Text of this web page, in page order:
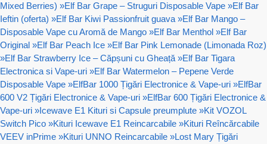
Mixed Berries) »Elf Bar Grape – Struguri Disposable Vape »Elf Bar
Ieftin (oferta) »Elf Bar Kiwi Passionfruit guava »Elf Bar Mango –
Disposable Vape cu Aromă de Mango »Elf Bar Menthol »Elf Bar
Original »Elf Bar Peach Ice »Elf Bar Pink Lemonade (Limonada Roz)
»Elf Bar Strawberry Ice – Căpșuni cu Gheață »Elf Bar Tigara
Electronica si Vape-uri »Elf Bar Watermelon – Pepene Verde
Disposable Vape »ElfBar 1000 Țigări Electronice & Vape-uri »ElfBar
600 V2 Țigări Electronice & Vape-uri »ElfBar 600 Țigări Electronice &
Vape-uri »Icewave E1 Kituri si Capsule preumplute »Kit VOZOL
Switch Pico »Kituri Icewave E1 Reincarcabile »Kituri Reîncărcabile
VEEV inPrime »Kituri UNNO Reincarcabile »Lost Mary Țigări